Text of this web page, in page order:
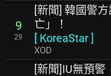
9
29
[新聞] 韓國警
亡」！
[ KoreaStar]
XOD
[新聞]IU無預警